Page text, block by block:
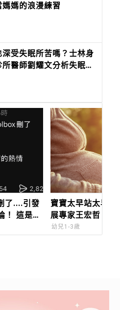
媽媽的浪漫練習
深受失眠所苦嗎？士林身
所醫師劉耀文分析失眠成
了....引發
！ 這是救
社交？
寶寶太早站太早走
展專家王宏哲：觀
幼兒1-3歲